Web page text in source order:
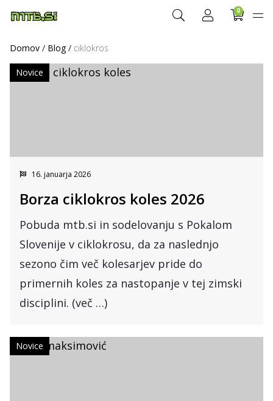
0
Domov / Blog/ ciklokros
16. januarja 2026
Borza ciklokros koles 2026
Pobuda mtb.si in sodelovanju s Pokalom
Slovenije v ciklokrosu, da za naslednjo
sezono čim več kolesarjev pride do
primernih koles za nastopanje v tej zimski
disciplini. (več …)
Novice
Novice